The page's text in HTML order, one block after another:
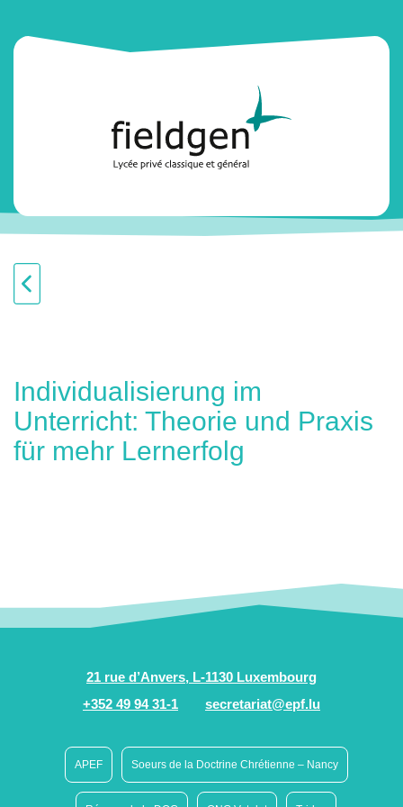
Individualisierung im
Unterricht: Theorie und Praxis
für mehr Lernerfolg
21 rue d’Anvers, L-1130 Luxembourg
+352 49 94 31-1
secretariat@epf.lu
APEF Soeurs de la Doctrine Chrétienne – Nancy